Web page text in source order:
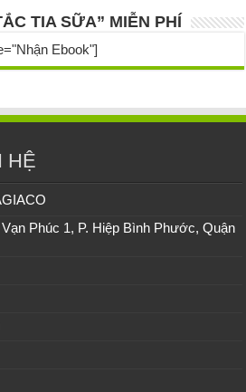
TIA SỮA” MIỄN PHÍ
Ebook"]
HỆ
Phúc 1, P. Hiệp Bình Phước, Quận